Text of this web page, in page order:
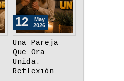
Tiempo,
Lealtad y
Honestidad -
Reflexión
12
May
2026